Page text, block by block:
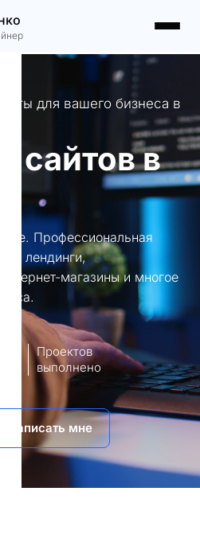
для вашего бизнеса в
сайтов в
Профессиональная
лендинги,
магазины и многое
Проектов
выполнено
Написать мне